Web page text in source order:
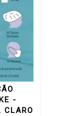
-